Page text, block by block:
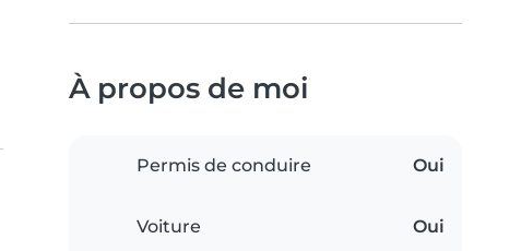
À propos de moi
Permis de conduire Oui
Voiture Oui